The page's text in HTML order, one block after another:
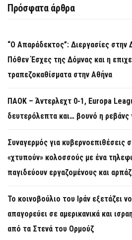
Πρόσφατα άρθρα
“Ο Απαράδεκτος”: Διεργασίες στην
Πόθεν Έσχες της Δόμνας και η
τραπεζοκαθίσματα στην Αθήνα
ΠΑΟΚ – Άντερλεχτ 0-1, Europa
δευτερόλεπτα και… βουνό η ρεβάνς
Συναγερμός για κυβερνοεπιθέσεις
«χτυπούν» κολοσσούς με ένα
παγιδεύουν εργαζομένους και
Το κοινοβούλιο του Ιράν εξετάζει
απαγορεύει σε αμερικανικά και
από τα Στενά του Ορμούζ